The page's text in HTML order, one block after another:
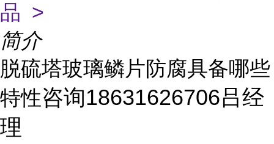
品 >
简介
脱硫塔玻璃鳞片防腐具备哪些
特性咨询18631626706吕经
理